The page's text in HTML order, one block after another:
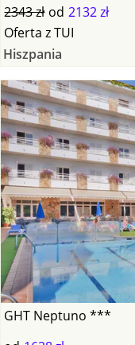
2343 zł od 2132 zł
Oferta zTUI
Hiszpania
GHT Neptuno ***